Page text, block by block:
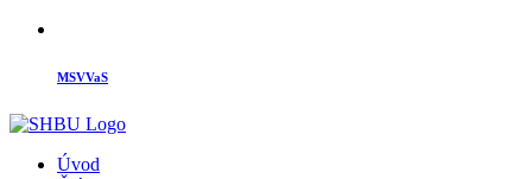
MSVVaS
Úvod